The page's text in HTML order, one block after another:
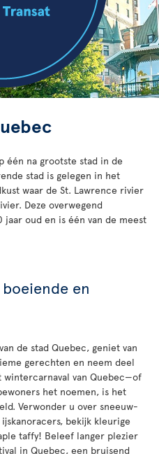
één na grootste stad in de
stad is gelegen in het
waar de St. Lawrence rivier
Deze overwegend
oud en is één van de meest
en
de stad Quebec, geniet van
gerechten en neem deel
wintercarnaval van Quebec—of
het noemen, is het
Verwonder u over sneeuw-
bekijk kleurige
taffy! Beleef langer plezier
in Quebec, een bruisend